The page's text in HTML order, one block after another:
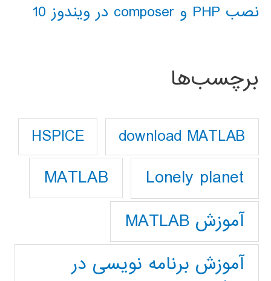
نصب PHP و composer در ویندوز 10
برچسب‌ها
download MATLAB
HSPICE
Lonely planet
MATLAB
آموزش MATLAB
آموزش برنامه نویسی در